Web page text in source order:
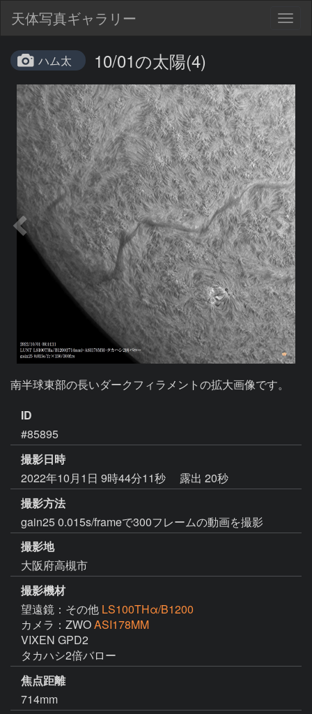
天体写真ギャラリー
ハム太 10/01の太陽(4)
南半球東部の長いダークフィラメントの拡大画像です。
ID
#85895
撮影日時
2022年10月1日 9時44分11秒
露出 20秒
撮影方法
gain25 0.015s/frameで300フレームの動画を撮影
撮影地
大阪府高槻市
撮影機材
望遠鏡：その他 LS100THα/B1200
カメラ：ZWOASI178MM
VIXEN GPD2
タカハシ2倍バロー
焦点距離
714mm